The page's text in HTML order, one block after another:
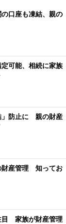
口座も凍結、親の
可能、相続に家族
」防止に 親の財産
財産管理 知ってお
目 家族が財産管理